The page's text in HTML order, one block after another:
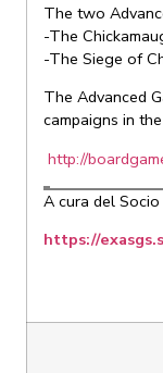
The two
-The
-The Siege of
The Advanced
campaigns in
http://
A cura del
https://